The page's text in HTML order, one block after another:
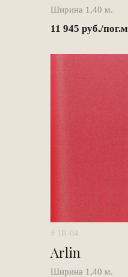
Ширина 1,40 м.
11 945 руб./пог.м
# 1R-04
Arlin
Ширина 1,40 м.